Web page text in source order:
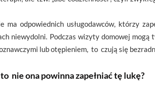
odpowiednich usługodawców, którzy
niewydolni. Podczas wizyty domowej
lub otępieniem, to czują się
nie ona powinna zapełniać tę lukę?